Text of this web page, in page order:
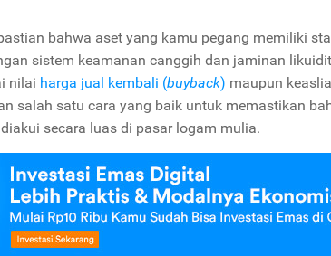
bahwa aset yang kamu pegang memiliki
sistem keamanan canggih dan jaminan
nilai harga jual kembali (buyback) maupun
salah satu cara yang baik untuk memastikan
secara luas di pasar logam mulia.